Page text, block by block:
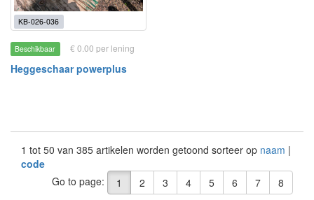
KB-026-036
Beschikbaar € 0.00 per lening
Heggeschaar powerplus
1 tot 50 van 385 artikelen worden getoond sorteer op naam |
code
Go to page:
1 2 3 4 5 6 7 8